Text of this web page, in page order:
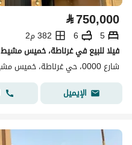
⃁750,000
5
6
382 م2
فيلا للبيع في غرناطة، خميس مشيط
شارع 0000، حي غرناطة، خميس مشيط
الإيميل